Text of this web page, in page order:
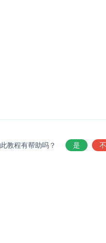
此教程有帮助吗？ 是